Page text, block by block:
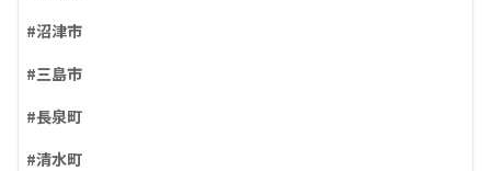
#沼津市
#三島市
#長泉町
#清水町